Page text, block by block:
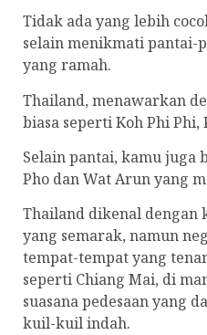
Tidak ada yang lebih
selain menikmati pantai-
yang ramah.
Thailand, menawarkan
biasa seperti Koh Phi Phi,
Selain pantai, kamu juga
Pho dan Wat Arun yang
Thailand dikenal dengan
yang semarak, namun
tempat-tempat yang
seperti Chiang Mai, di
suasana pedesaan yang
kuil-kuil indah.